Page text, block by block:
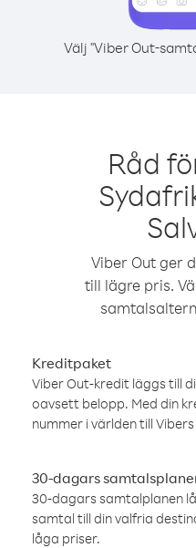
Välj "Viber Out-
Råd
Viber Out ger
till lägre pris.
Kreditpaket
Viber Out-kredit läggs till
oavsett belopp. Med din
nummer i världen till
30-dagars
30-dagars samtalplanen
samtal till din valfria
låga priser.